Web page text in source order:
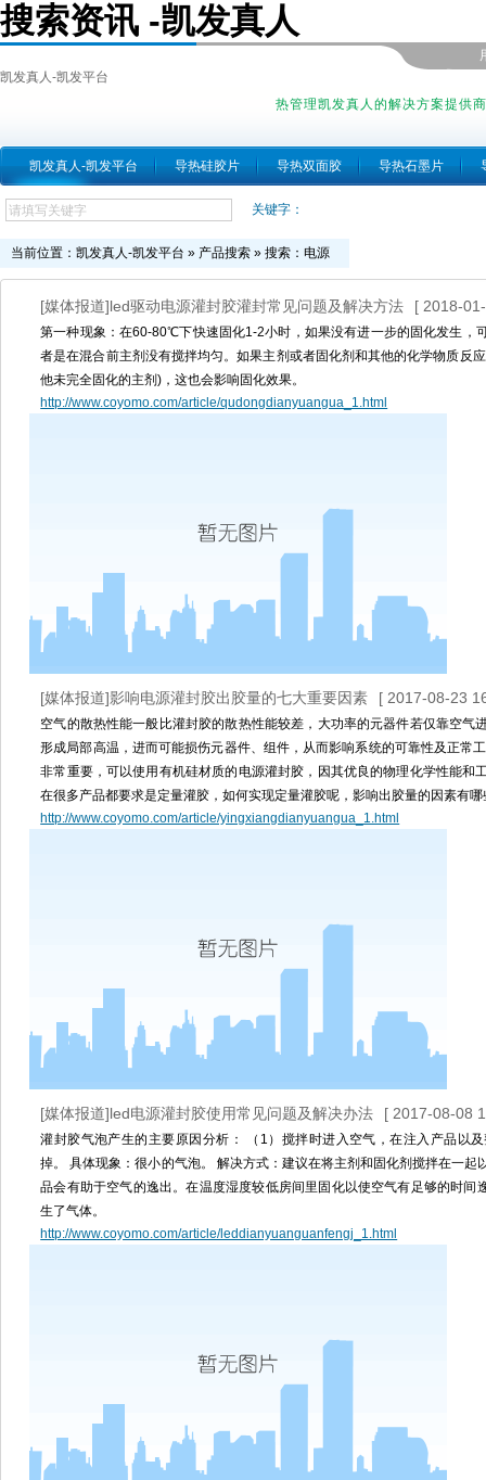
搜索资讯 -凯发真人
凯发真人-凯发平台
热管理凯发真人的解决方案提供商
凯发真人-凯发平台 导热硅胶片 导热双面胶 导热石墨片
关键字：
当前位置： 凯发真人-凯发平台 » 产品搜索 » 搜索：电源
[媒体报道]led驱动电源灌封胶灌封常见问题及解决方法 [ 2018-
第一种现象：在60-80℃下快速固化1-2小时，如果没有进一步的固化发生，
者是在混合前主剂没有搅拌均匀。如果主剂或者固化剂和其他的化学物质反
他未完全固化的主剂)，这也会影响固化效果。
http://www.coyomo.com/article/qudongdianyuangua_1.html
[媒体报道]影响电源灌封胶出胶量的七大重要因素 [ 2017-08-23
空气的散热性能一般比灌封胶的散热性能较差，大功率的元器件若仅靠空气
形成局部高温，进而可能损伤元器件、组件，从而影响系统的可靠性及正常
非常重要，可以使用有机硅材质的电源灌封胶，因其优良的物理化学性能和
在很多产品都要求是定量灌胶，如何实现定量灌胶呢，影响出胶量的因素有哪
http://www.coyomo.com/article/yingxiangdianyuangua_1.html
[媒体报道]led电源灌封胶使用常见问题及解决办法 [ 2017-08-08
灌封胶气泡产生的主要原因分析： （1）搅拌时进入空气，在注入产品以
掉。 具体现象：很小的气泡。 解决方式：建议在将主剂和固化剂搅拌在一起
品会有助于空气的逸出。在温度湿度较低房间里固化以使空气有足够的时间
生了气体。
http://www.coyomo.com/article/leddianyuanguanfengj_1.html